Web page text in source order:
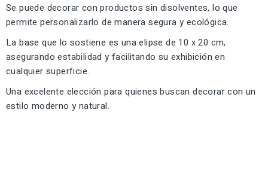
Se puede decorar con productos sin disolventes, lo que
permite personalizarlo de manera segura y ecológica.
La base que lo sostiene es una elipse de 10 x 20 cm,
asegurando estabilidad y facilitando su exhibición en
cualquier superficie.
Una excelente elección para quienes buscan decorar con un
estilo moderno y natural.